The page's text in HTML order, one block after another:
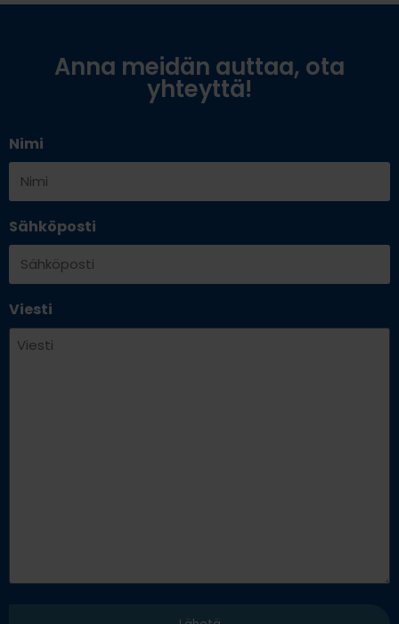
Anna meidän auttaa, ota
yhteyttä!
Nimi
Sähköposti
Viesti